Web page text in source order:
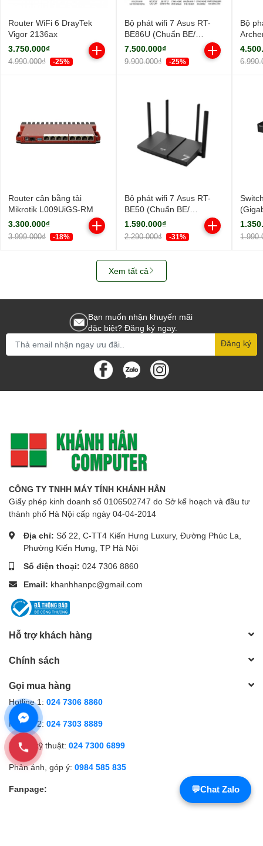
Router WiFi 6 DrayTek
Vigor 2136ax
3.750.000₫
4.990.000₫ -25%
Bộ phát wifi 7 Asus RT-
BE86U (Chuẩn BE/
BE6800Mbps/ 3 Ăng-ten
ngoài, 1 ăng-ten ngầm/
AIMesh)
7.500.000₫
9.900.000₫ -25%
Bộ
Router cân bằng tải
Mikrotik L009UiGS-RM
3.300.000₫
3.999.000₫ -18%
Bộ phát wifi 7 Asus RT-
BE50 (Chuẩn BE/
BE3600Mbps/ 4 Ăng-ten
ngoài/ Wifi Mesh/ 45User)
1.590.000₫
2.290.000₫ -31%
Xem tất cả
Bạn muốn nhận khuyến mãi
đặc biệt? Đăng ký ngay.
Đăng ký
CÔNG TY TNHH MÁY TÍNH KHÁNH HÂN
Giấy phép kinh doanh số 0106502747 do Sở kế hoạch và đầu tư
thành phố Hà Nội cấp ngày 04-04-2014
Địa chỉ: Số 22, C-TT4 Kiến Hưng Luxury, Đường Phúc La,
Phường Kiến Hưng, TP Hà Nội
Số điện thoại: 024 7306 8860
Email: khanhhanpc@gmail.com
Hỗ trợ khách hàng
Chính sách
Gọi mua hàng
Hotline 1: 024 7306 8860
Hotline 2: 024 7303 8889
Hỗ trợ kỹ thuật: 024 7300 6899
Phản ánh, góp ý: 0984 585 835
Fanpage: 💬Chat Zalo